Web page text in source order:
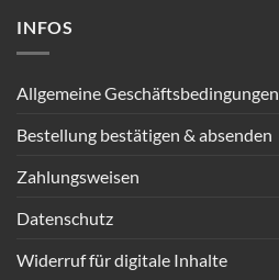
INFOS
Allgemeine Geschäftsbedingungen
Bestellung bestätigen & absenden
Zahlungsweisen
Datenschutz
Widerruf für digitale Inhalte